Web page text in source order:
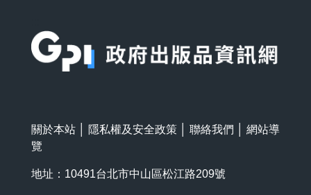
關於本站 隱私權及安全政策 聯絡我們
網站導
覽
地址：10491台北市中山區松江路209號